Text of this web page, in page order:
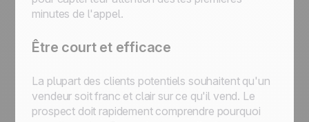
minutes de l'appel.
Être court et efficace
La plupart des clients potentiels souhaitent qu'un
vendeur soit franc et clair sur ce qu'il vend. Le
prospect doit rapidement comprendre pourquoi